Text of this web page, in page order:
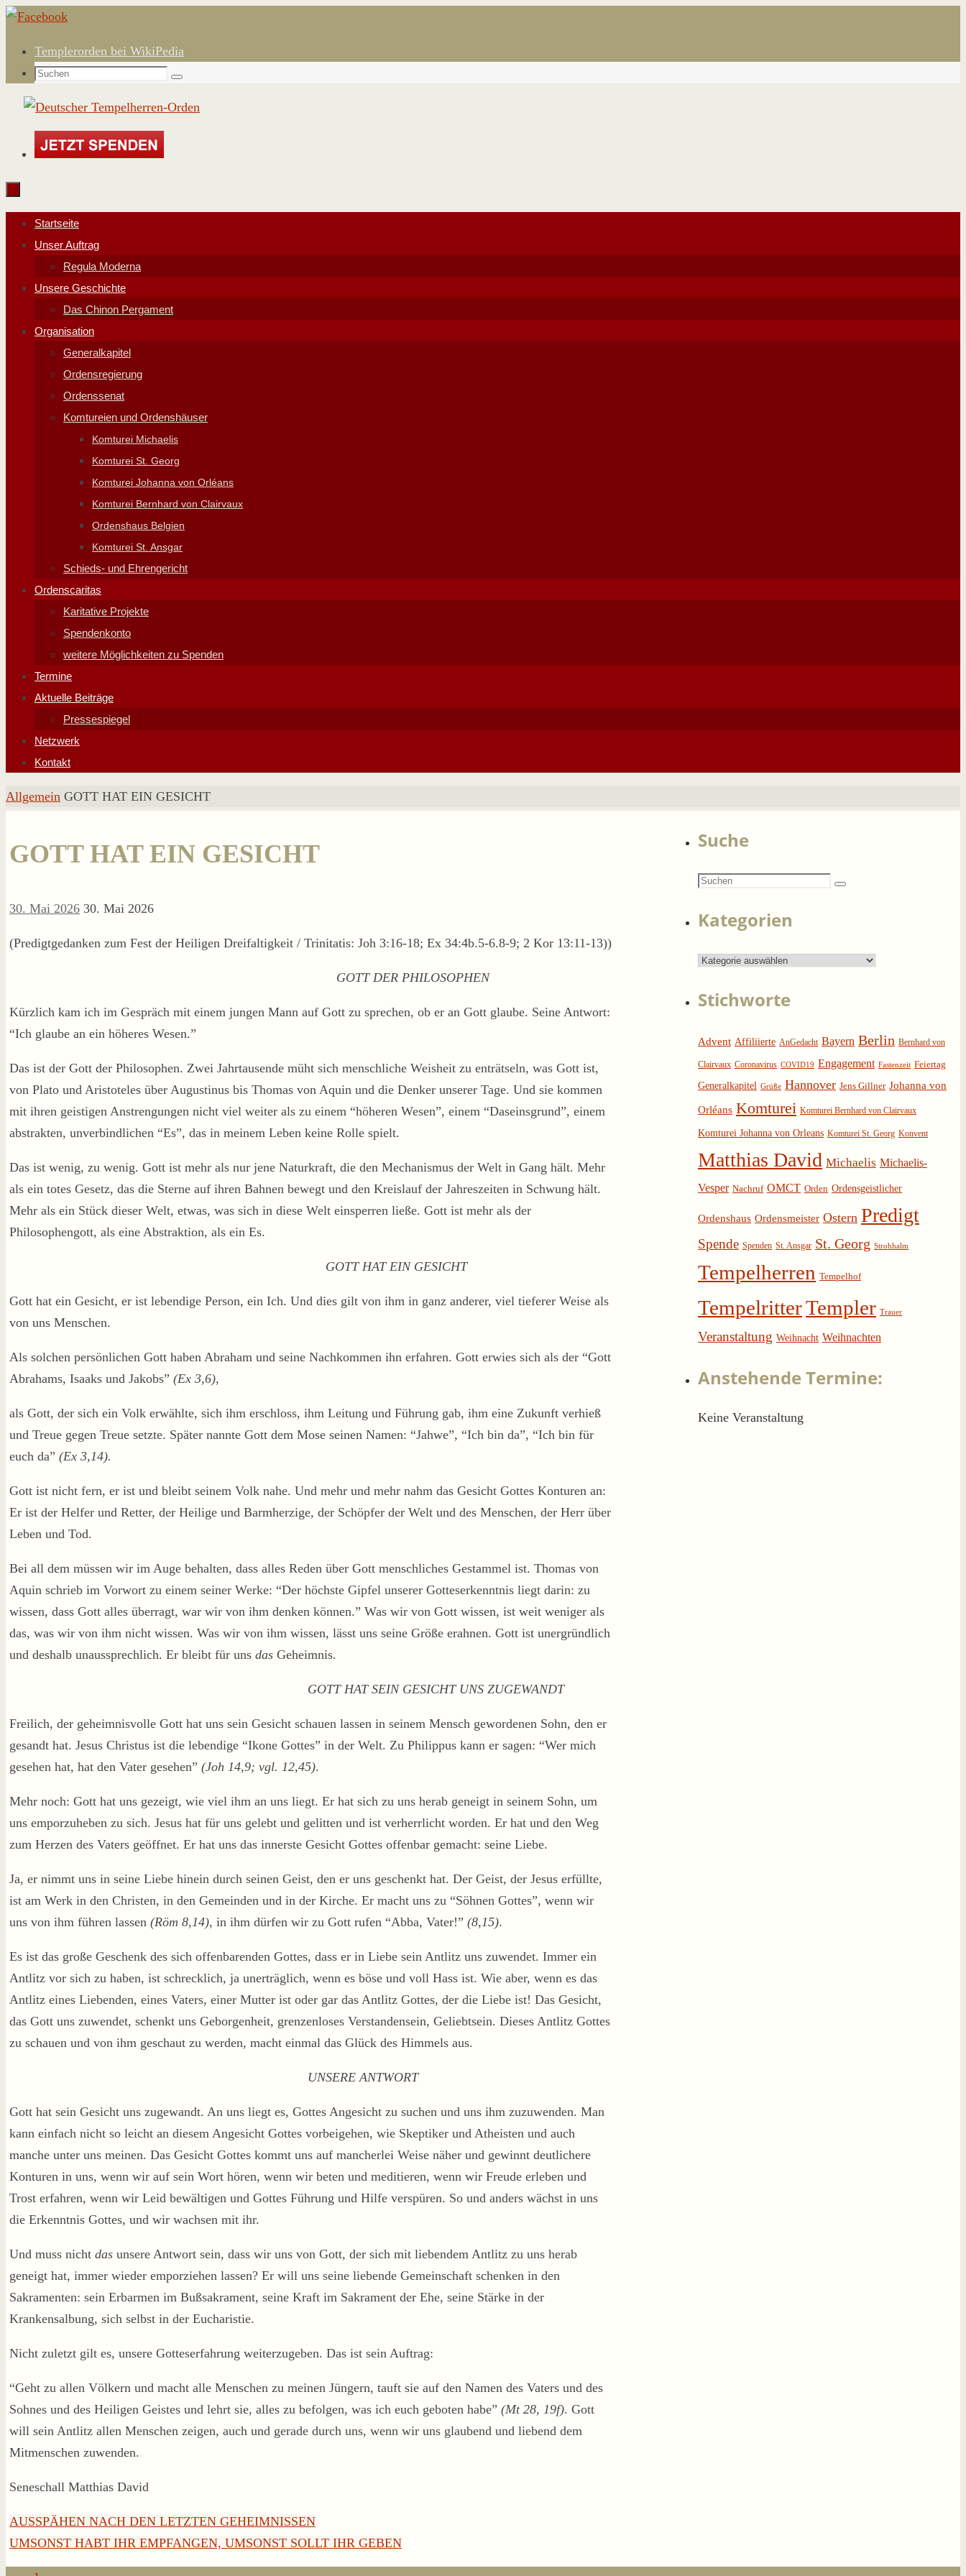
Zum
springen
Templerorden bei WikiPedia
Suchen
Suchen
Zum
Inhalt
Startseite
Unser Auftrag
Regula Moderna
Unsere Geschichte
Das Chinon Pergament
Organisation
Generalkapitel
Ordensregierung
Ordenssenat
Komtureien und Ordenshäuser
Komturei Michaelis
Komturei St. Georg
Komturei Johanna von Orléans
Komturei Bernhard von Clairvaux
Ordenshaus Belgien
Komturei St. Ansgar
Schieds- und Ehrengericht
Ordenscaritas
Karitative Projekte
Spendenkonto
weitere Möglichkeiten zu Spenden
Termine
Aktuelle Beiträge
Pressespiegel
Netzwerk
Kontakt
Start
Allgemein GOTT HAT EIN GESICHT
GOTT HAT EIN GESICHT
30. Mai 2026 30. Mai 2026
(Predigtgedanken zum Fest der Heiligen Dreifaltigkeit / Trinitatis: Joh 3:16-18; Ex 34:4b.5-6.8-9; 2 Kor 13:11-13))
GOTT DER PHILOSOPHEN
Kürzlich kam ich im Gespräch mit einem jungen Mann auf Gott zu sprechen, ob er an Gott glaube. Seine Antwort:
“Ich glaube an ein höheres Wesen.”
Das ist der Gott der Philosophen. Zwei Jahrtausende müht sich menschliche Weisheit zu enträtseln, was Gott ist,
von Plato und Aristoteles über Augustinus bis Thomas von Aquin und die Denker unserer Tage. Und sie kommen
mit ihren geistigen Anstrengungen nicht viel weiter als zu einem “höheren Wesen”, einem “Daseinsgrund”, einem
abstrakten, unverbindlichen “Es”, das in meinem Leben keine Rolle spielt.
Das ist wenig, zu wenig. Gott ist mehr als nur jene Naturkraft, die den Mechanismus der Welt in Gang hält. Mehr
als ein totes Gesetz, das die Sterne auf ihren Bahnen bewegt und den Kreislauf der Jahreszeiten in Schwung hält.
Mehr als ein Stück dieser Welt, etwas, was sich in diese Welt einsperren ließe. Gott ist mehr als der
Philosophengott, als eine Abstraktion, als ein Es.
GOTT HAT EIN GESICHT
Gott hat ein Gesicht, er ist lebendige Person, ein Ich. Und dies gilt von ihm in ganz anderer, viel tieferer Weise als
von uns Menschen.
Als solchen persönlichen Gott haben Abraham und seine Nachkommen ihn erfahren. Gott erwies sich als der “Gott
Abrahams, Isaaks und Jakobs” (Ex 3,6),
als Gott, der sich ein Volk erwählte, sich ihm erschloss, ihm Leitung und Führung gab, ihm eine Zukunft verhieß
und Treue gegen Treue setzte. Später nannte Gott dem Mose seinen Namen: “Jahwe”, “Ich bin da”, “Ich bin für
euch da” (Ex 3,14).
Gott ist nicht fern, er ist und bleibt seinem Volk nahe. Und mehr und mehr nahm das Gesicht Gottes Konturen an:
Er ist der Helfer und Retter, der Heilige und Barmherzige, der Schöpfer der Welt und des Menschen, der Herr über
Leben und Tod.
Bei all dem müssen wir im Auge behalten, dass alles Reden über Gott menschliches Gestammel ist. Thomas von
Aquin schrieb im Vorwort zu einem seiner Werke: “Der höchste Gipfel unserer Gotteserkenntnis liegt darin: zu
wissen, dass Gott alles überragt, war wir von ihm denken können.” Was wir von Gott wissen, ist weit weniger als
das, was wir von ihm nicht wissen. Was wir von ihm wissen, lässt uns seine Größe erahnen. Gott ist unergründlich
und deshalb unaussprechlich. Er bleibt für uns das Geheimnis.
GOTT HAT SEIN GESICHT UNS ZUGEWANDT
Freilich, der geheimnisvolle Gott hat uns sein Gesicht schauen lassen in seinem Mensch gewordenen Sohn, den er
gesandt hat. Jesus Christus ist die lebendige “Ikone Gottes” in der Welt. Zu Philippus kann er sagen: “Wer mich
gesehen hat, hat den Vater gesehen” (Joh 14,9; vgl. 12,45).
Mehr noch: Gott hat uns gezeigt, wie viel ihm an uns liegt. Er hat sich zu uns herab geneigt in seinem Sohn, um
uns emporzuheben zu sich. Jesus hat für uns gelebt und gelitten und ist verherrlicht worden. Er hat und den Weg
zum Herzen des Vaters geöffnet. Er hat uns das innerste Gesicht Gottes offenbar gemacht: seine Liebe.
Ja, er nimmt uns in seine Liebe hinein durch seinen Geist, den er uns geschenkt hat. Der Geist, der Jesus erfüllte,
ist am Werk in den Christen, in den Gemeinden und in der Kirche. Er macht uns zu “Söhnen Gottes”, wenn wir
uns von ihm führen lassen (Röm 8,14), in ihm dürfen wir zu Gott rufen “Abba, Vater!” (8,15).
Es ist das große Geschenk des sich offenbarenden Gottes, dass er in Liebe sein Antlitz uns zuwendet. Immer ein
Antlitz vor sich zu haben, ist schrecklich, ja unerträglich, wenn es böse und voll Hass ist. Wie aber, wenn es das
Antlitz eines Liebenden, eines Vaters, einer Mutter ist oder gar das Antlitz Gottes, der die Liebe ist! Das Gesicht,
das Gott uns zuwendet, schenkt uns Geborgenheit, grenzenloses Verstandensein, Geliebtsein. Dieses Antlitz Gottes
zu schauen und von ihm geschaut zu werden, macht einmal das Glück des Himmels aus.
UNSERE ANTWORT
Gott hat sein Gesicht uns zugewandt. An uns liegt es, Gottes Angesicht zu suchen und uns ihm zuzuwenden. Man
kann einfach nicht so leicht an diesem Angesicht Gottes vorbeigehen, wie Skeptiker und Atheisten und auch
manche unter uns meinen. Das Gesicht Gottes kommt uns auf mancherlei Weise näher und gewinnt deutlichere
Konturen in uns, wenn wir auf sein Wort hören, wenn wir beten und meditieren, wenn wir Freude erleben und
Trost erfahren, wenn wir Leid bewältigen und Gottes Führung und Hilfe verspüren. So und anders wächst in uns
die Erkenntnis Gottes, und wir wachsen mit ihr.
Und muss nicht das unsere Antwort sein, dass wir uns von Gott, der sich mit liebendem Antlitz zu uns herab
geneigt hat, immer wieder emporziehen lassen? Er will uns seine liebende Gemeinschaft schenken in den
Sakramenten: sein Erbarmen im Bußsakrament, seine Kraft im Sakrament der Ehe, seine Stärke in der
Krankensalbung, sich selbst in der Eucharistie.
Nicht zuletzt gilt es, unsere Gotteserfahrung weiterzugeben. Das ist sein Auftrag:
“Geht zu allen Völkern und macht alle Menschen zu meinen Jüngern, tauft sie auf den Namen des Vaters und des
Sohnes und des Heiligen Geistes und lehrt sie, alles zu befolgen, was ich euch geboten habe” (Mt 28, 19f). Gott
will sein Antlitz allen Menschen zeigen, auch und gerade durch uns, wenn wir uns glaubend und liebend dem
Mitmenschen zuwenden.
Seneschall Matthias David
AUSSPÄHEN NACH DEN LETZTEN GEHEIMNISSEN
UMSONST HABT IHR EMPFANGEN, UMSONST SOLLT IHR GEBEN
Suche
Suchen
Suchen
Kategorien
Kategorien
Stichworte
Advent Affiliierte AnGedacht Bayern Berlin Bernhard von
Clairvaux Coronavirus COVID19 Engagement Fastenzeit Feiertag
Generalkapitel Grüße Hannover Jens Gillner Johanna von
Orléans Komturei Komturei Bernhard von Clairvaux
Komturei Johanna von Orleans Komturei St. Georg Konvent
Matthias David Michaelis Michaelis-
Vesper Nachruf OMCT Orden Ordensgeistlicher
Ordenshaus Ordensmeister Ostern Predigt
Spende Spenden St. Ansgar St. Georg Strohhalm
Tempelherren Tempelhof
TempelritterTempler Trauer
Veranstaltung Weihnacht Weihnachten
Anstehende Termine:
Keine Veranstaltung